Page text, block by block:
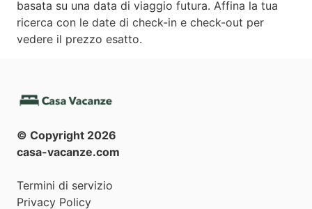
basata su una data di viaggio futura. Affina la tua
ricerca con le date di check-in e check-out per
vedere il prezzo esatto.
© Copyright 2026
casa-vacanze.com
Termini di servizio
Privacy Policy